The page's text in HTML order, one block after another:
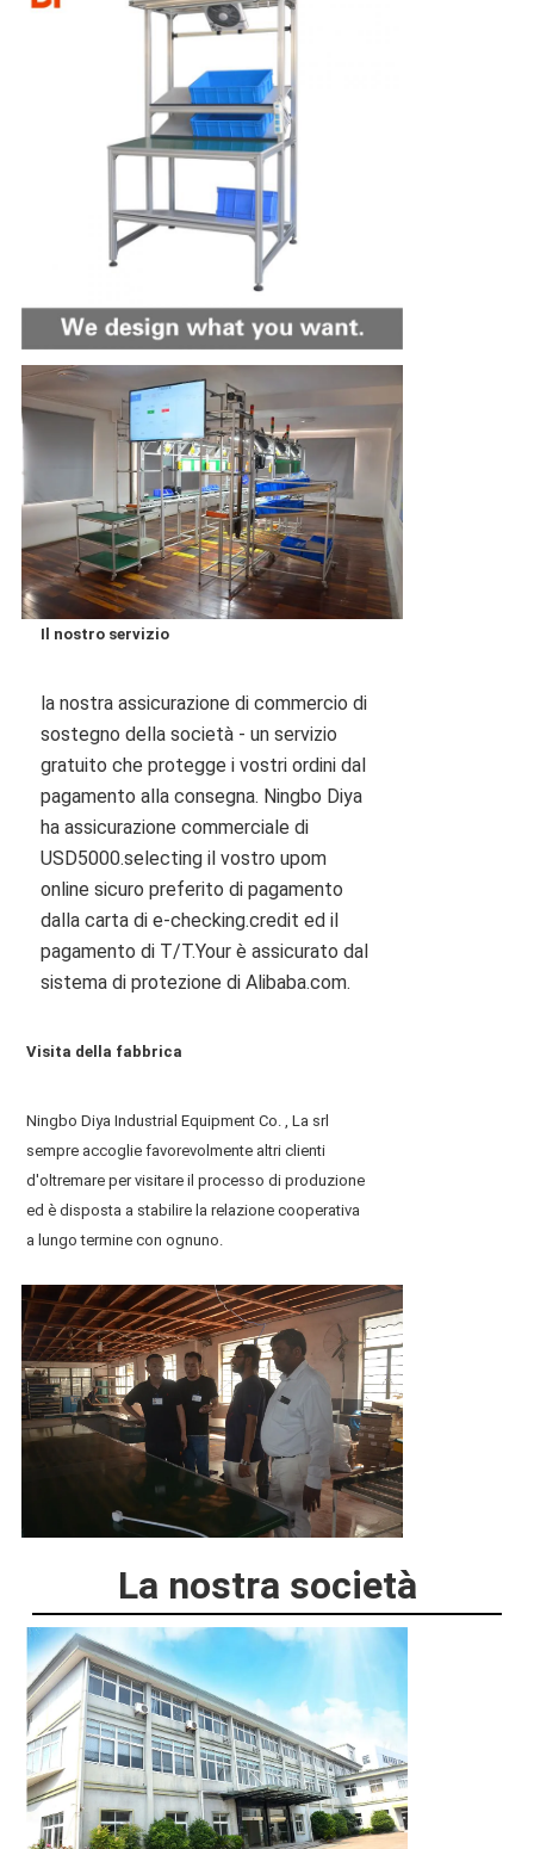
Il nostro servizio
la nostra assicurazione di commercio di
sostegno della società - un servizio
gratuito che protegge i vostri ordini dal
pagamento alla consegna. Ningbo Diya
ha assicurazione commerciale di
USD5000.selecting il vostro upom
online sicuro preferito di pagamento
dalla carta di e-checking.credit ed il
pagamento di T/T.Your è assicurato dal
sistema di protezione di Alibaba.com.
Visita della fabbrica
Ningbo Diya Industrial Equipment Co. , La srl
sempre accoglie favorevolmente altri clienti
d'oltremare per visitare il processo di produzione
ed è disposta a stabilire la relazione cooperativa
a lungo termine con ognuno.
La nostra società